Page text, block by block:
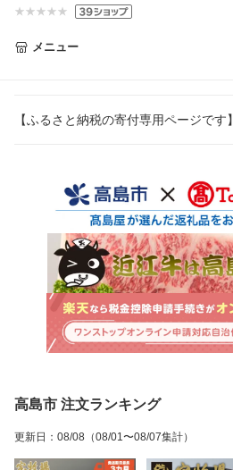
メニュー
【ふるさと納税の寄付専用ページです】
高島市 注文ランキング
更新日 ： 08/08 （08/01〜08/07集計）